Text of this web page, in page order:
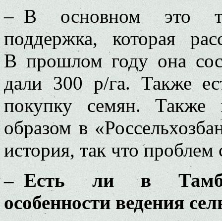
– В основном это
поддержка, которая
В прошлом году она
дали 300 р/га. Также
покупку семян.
образом в
история, так что
– Есть ли в
особенности ведения